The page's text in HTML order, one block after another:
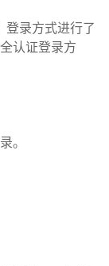
登录方式进行了
认证登录方
。